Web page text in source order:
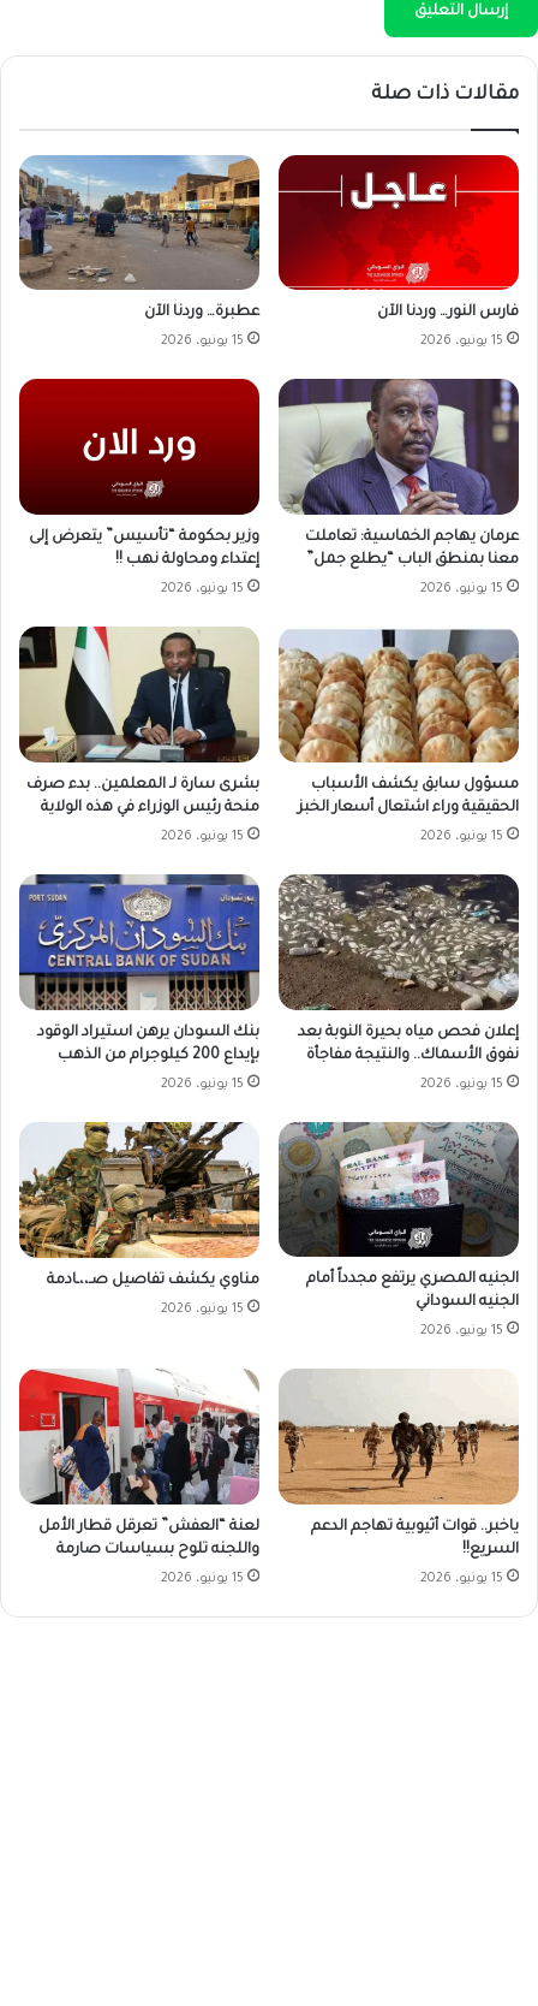
مقالات ذات صلة
فارس النور… وردنا الآن
15 يونيو، 2026
عطبرة… وردنا الآن
15 يونيو، 2026
عرمان يهاجم الخماسية: تعاملت
معنا بمنطق الباب “يطلع جمل”
15 يونيو، 2026
وزير بحكومة “تأسيس” يتعرض إلى
إعتداء ومحاولة نهب !!
15 يونيو، 2026
مسؤول سابق يكشف الأسباب
الحقيقية وراء اشتعال أسعار الخبز
15 يونيو، 2026
بشرى سارة لـ المعلمين.. بدء صرف
منحة رئيس الوزراء في هذه الولاية
15 يونيو، 2026
إعلان فحص مياه بحيرة النوبة بعد
نفوق الأسماك.. والنتيجة مفاجأة
15 يونيو، 2026
بنك السودان يرهن استيراد الوقود
بإيداع 200 كيلوجرام من الذهب
15 يونيو، 2026
الجنيه المصري يرتفع مجدداً أمام
الجنيه السوداني
15 يونيو، 2026
مناوي يكشف تفاصيل صـ،،ـادمة
15 يونيو، 2026
ياخبر.. قوات أثيوبية تهاجم الدعم
السريع!!
15 يونيو، 2026
لعنة “العفش” تعرقل قطار الأمل
واللجنه تلوح بسياسات صارمة
15 يونيو، 2026